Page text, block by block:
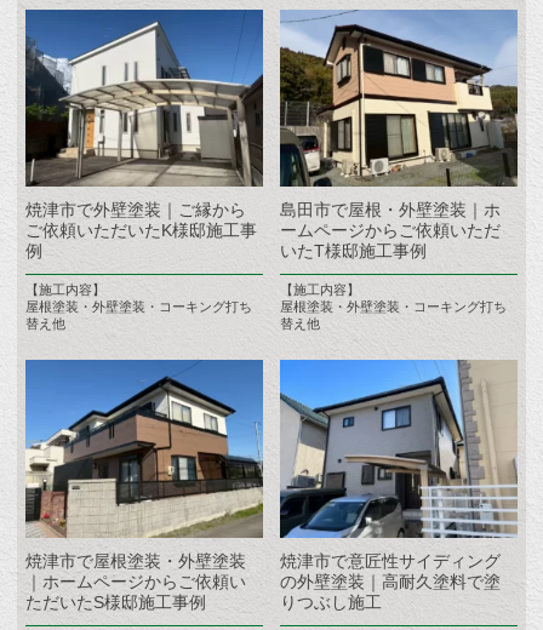
焼津市で外壁塗装｜ご縁から
ご依頼いただいたK様邸施工事
例
【施工内容】
屋根塗装・外壁塗装・コーキング打ち
替え他
島田市で屋根・外壁塗装｜ホ
ームページからご依頼いただ
いたT様邸施工事例
【施工内容】
屋根塗装・外壁塗装・コーキング打ち
替え他
焼津市で屋根塗装・外壁塗装
｜ホームページからご依頼い
ただいたS様邸施工事例
焼津市で意匠性サイディング
の外壁塗装｜高耐久塗料で塗
りつぶし施工